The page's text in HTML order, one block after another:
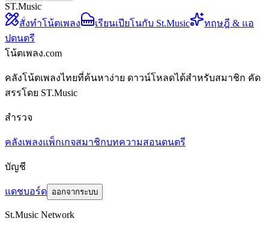
ST.Music
สั่งทำโน้ตเพลง
เรียนเปียโนกับ St.Music
ทฤษฎี & แอ
ปดนตรี
โน้ตเพลง.com
คลังโน้ตเพลงไทยที่ค้นหาง่าย ดาวน์โหลดได้สำหรับสมาชิก คัด
สรรโดย ST.Music
สำรวจ
คลังเพลงแพ็กเกจสมาชิกบทความสอนดนตรี
บัญชี
แดชบอร์ด ออกจากระบบ
St.Music Network